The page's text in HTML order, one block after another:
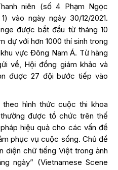
niên (số 4 Phạm Ngọc
vào ngày ngày 30/12/2021.
được bắt đầu từ tháng 10
dự với hơn 1000 thí sinh trong
vực Đông Nam Á. Từ hàng
về, Hội đồng giám khảo và
được 27 đội bước tiếp vào
hình thức cuộc thi khoa
được tổ chức trên thế
hiệu quả cho các vấn đề
phục vụ cuộc sống. Chủ đề
diện chữ tiếng Việt trong ảnh
ngày” (Vietnamese Scene